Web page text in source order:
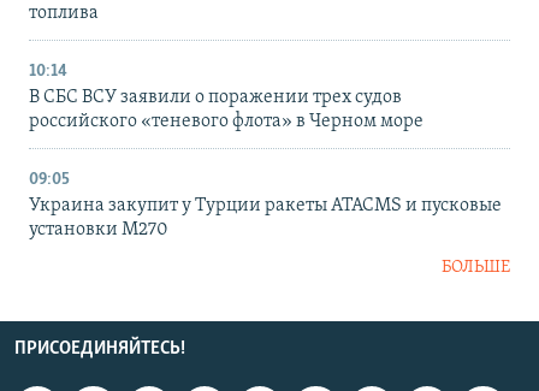
топлива
10:14
В СБС ВСУ заявили о поражении трех судов
российского «теневого флота» в Черном море
09:05
Украина закупит у Турции ракеты ATACMS и пусковые
установки M270
БОЛЬШЕ
ПРИСОЕДИНЯЙТЕСЬ!